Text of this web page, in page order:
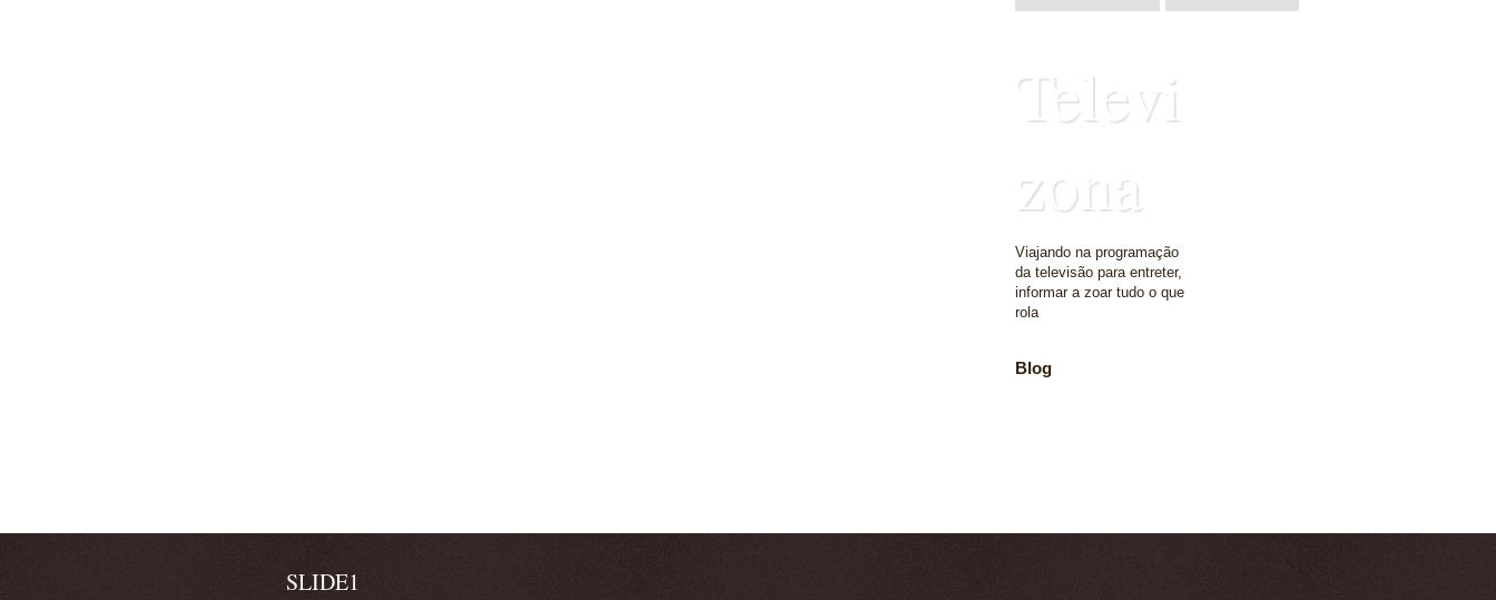
Televi
zona
Viajando na programação
da televisão para entreter,
informar a zoar tudo o que
rola
Blog
SLIDE1